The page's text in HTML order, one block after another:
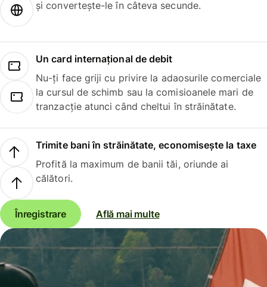
și convertește-le în câteva secunde.
Un card internațional de debit
Nu-ți face griji cu privire la adaosurile comerciale
la cursul de schimb sau la comisioanele mari de
tranzacție atunci când cheltui în străinătate.
Trimite bani în străinătate, economisește la taxe
Profită la maximum de banii tăi, oriunde ai
călători.
Înregistrare Află mai multe